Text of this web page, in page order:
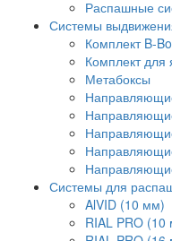
Распашные
Системы
Комплект B-
Комплект для
Метабоксы
Системы для
AlVID (10 мм)
RIAL PRO (10